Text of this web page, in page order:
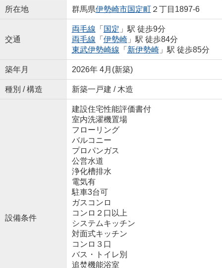
所在地 群馬県伊勢崎市国定町２丁目1897-6
交通
両毛線 「 国定 」駅 徒歩9分
両毛線 「 伊勢崎」駅 徒歩84分
東武伊勢崎線 「 新伊勢崎」駅 徒歩85分
築年月 2026年 4月(新築)
種別 / 構造 新築一戸建 / 木造
設備条件
建設住宅性能評価書付
室内洗濯機置場
フローリング
バルコニー
プロパンガス
公営水道
浄化槽排水
電気有
駐車3台可
ガスコンロ
コンロ２口以上
システムキッチン
対面式キッチン
コンロ３口
バス・トイレ別
追焚機能浴室